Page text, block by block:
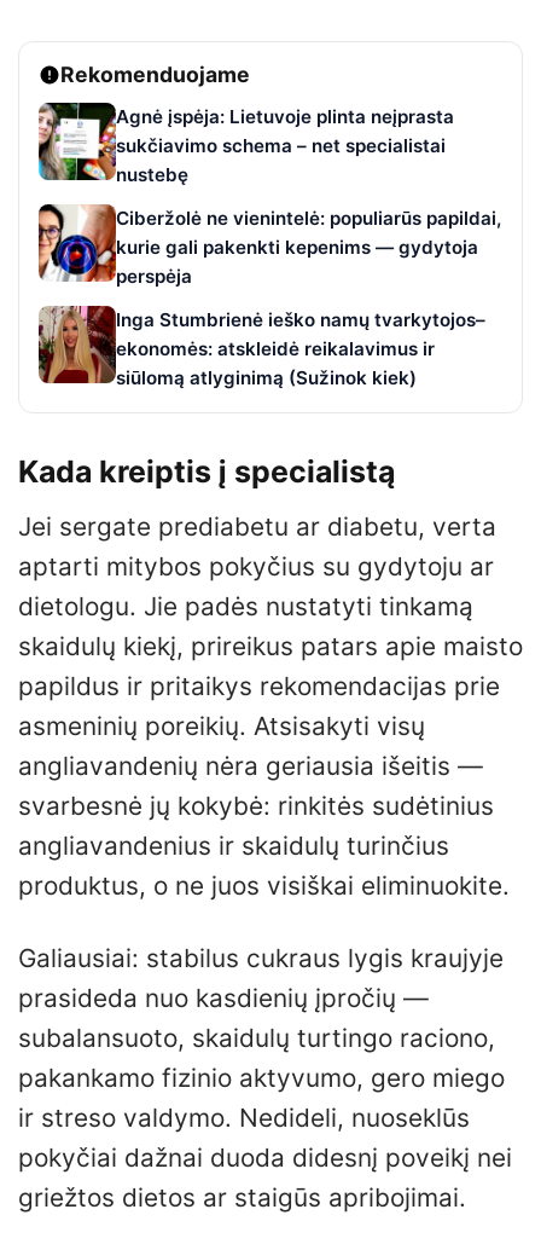
Rekomenduojame
Agnė įspėja: Lietuvoje plinta neįprasta
sukčiavimo schema – net specialistai
nustebę
Ciberžolė ne vienintelė: populiarūs papildai,
kurie gali pakenkti kepenims — gydytoja
perspėja
Inga Stumbrienė ieško namų tvarkytojos–
ekonomės: atskleidė reikalavimus ir
siūlomą atlyginimą (Sužinok kiek)
Kada kreiptis į specialistą
Jei sergate prediabetu ar diabetu, verta
aptarti mitybos pokyčius su gydytoju ar
dietologu. Jie padės nustatyti tinkamą
skaidulų kiekį, prireikus patars apie maisto
papildus ir pritaikys rekomendacijas prie
asmeninių poreikių. Atsisakyti visų
angliavandenių nėra geriausia išeitis —
svarbesnė jų kokybė: rinkitės sudėtinius
angliavandenius ir skaidulų turinčius
produktus, o ne juos visiškai eliminuokite.
Galiausiai: stabilus cukraus lygis kraujyje
prasideda nuo kasdienių įpročių —
subalansuoto, skaidulų turtingo raciono,
pakankamo fizinio aktyvumo, gero miego
ir streso valdymo. Nedideli, nuoseklūs
pokyčiai dažnai duoda didesnį poveikį nei
griežtos dietos ar staigūs apribojimai.